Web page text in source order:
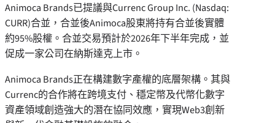
Animoca Brands已提議與Currenc Group Inc. (Nasdaq:
CURR)合並，合並後Animoca股東將持有合並後實體
約95%股權。合並交易預計於2026年下半年完成，並
促成一家公司在納斯達克上市。
Animoca Brands正在構建數字產權的底層架構。其與
Currenc的合作將在跨境支付、穩定幣及代幣化數字
資產領域創造強大的潛在協同效應，實現Web3創新